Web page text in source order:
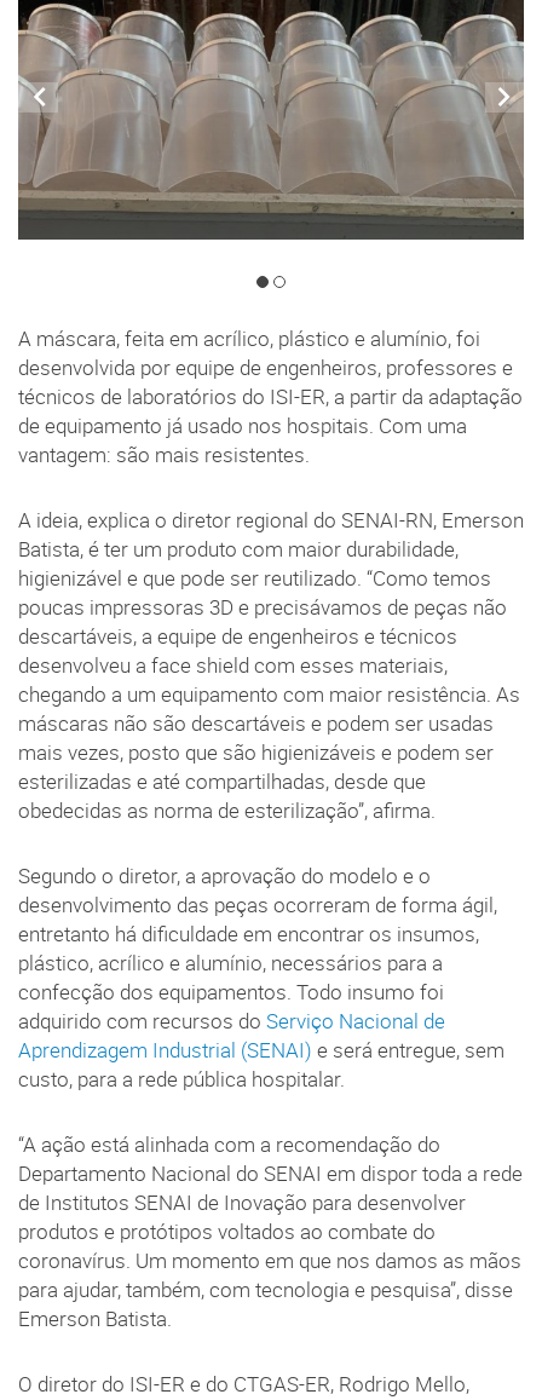
A máscara, feita em acrílico, plástico e alumínio, foi
desenvolvida por equipe de engenheiros, professores e
técnicos de laboratórios do ISI-ER, a partir da adaptação
de equipamento já usado nos hospitais. Com uma
vantagem: são mais resistentes.
A ideia, explica o diretor regional do SENAI-RN, Emerson
Batista, é ter um produto com maior durabilidade,
higienizável e que pode ser reutilizado. “Como temos
poucas impressoras 3D e precisávamos de peças não
descartáveis, a equipe de engenheiros e técnicos
desenvolveu a face shield com esses materiais,
chegando a um equipamento com maior resistência. As
máscaras não são descartáveis e podem ser usadas
mais vezes, posto que são higienizáveis e podem ser
esterilizadas e até compartilhadas, desde que
obedecidas as norma de esterilização”, afirma.
Segundo o diretor, a aprovação do modelo e o
desenvolvimento das peças ocorreram de forma ágil,
entretanto há dificuldade em encontrar os insumos,
plástico, acrílico e alumínio, necessários para a
confecção dos equipamentos. Todo insumo foi
adquirido com recursos do Serviço Nacional de
Aprendizagem Industrial (SENAI) e será entregue, sem
custo, para a rede pública hospitalar.
“A ação está alinhada com a recomendação do
Departamento Nacional do SENAI em dispor toda a rede
de Institutos SENAI de Inovação para desenvolver
produtos e protótipos voltados ao combate do
coronavírus. Um momento em que nos damos as mãos
para ajudar, também, com tecnologia e pesquisa”, disse
Emerson Batista.
O diretor do ISI-ER e do CTGAS-ER, Rodrigo Mello,